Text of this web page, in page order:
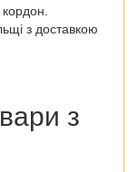
з доставкою
з